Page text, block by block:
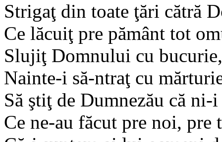
Strigaţ din toate ţări cătră
Ce lăcuiţ pre pământ tot
Slujiţ Domnului cu bucurie,
Nainte-i să-ntraţ cu
Să ştiţ de Dumnezău că
Ce ne-au făcut pre noi, pre